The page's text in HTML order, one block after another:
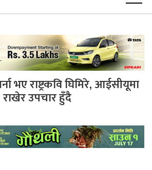
भए राष्ट्रकवि घिमिरे, आईसीयूमा
राखेर उपचार हुँदै